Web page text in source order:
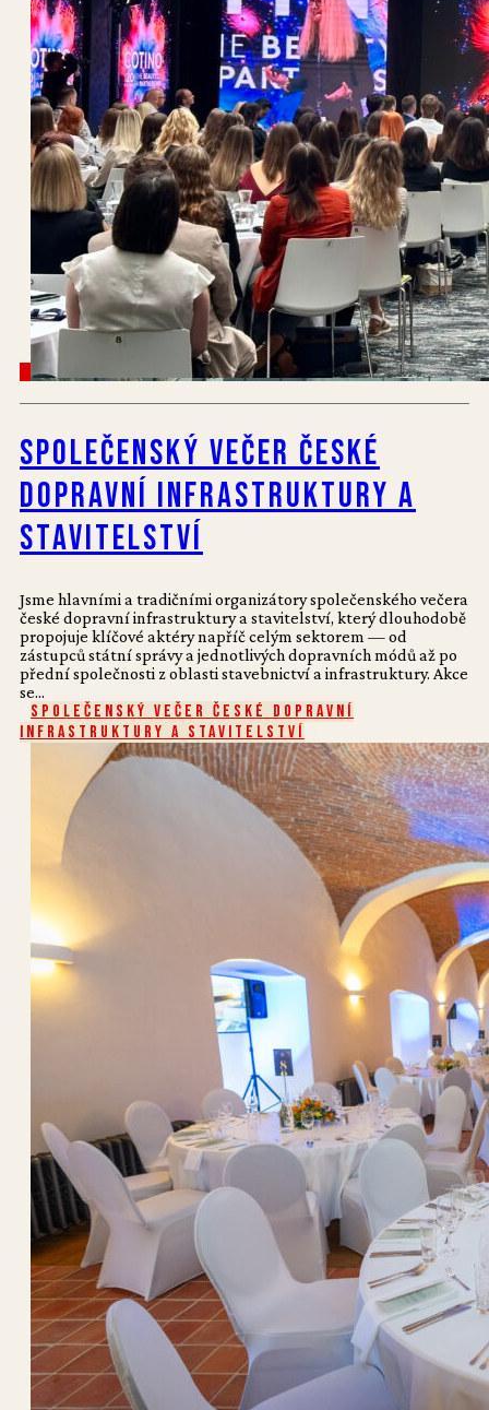
Společenský večer české
dopravní infrastruktury a
stavitelství
Jsme hlavními a tradičními organizátory společenského večera
české dopravní infrastruktury a stavitelství, který dlouhodobě
propojuje klíčové aktéry napříč celým sektorem — od
zástupců státní správy a jednotlivých dopravních módů až po
přední společnosti z oblasti stavebnictví a infrastruktury. Akce
se...
Společenský večer české dopravní
infrastruktury a stavitelství